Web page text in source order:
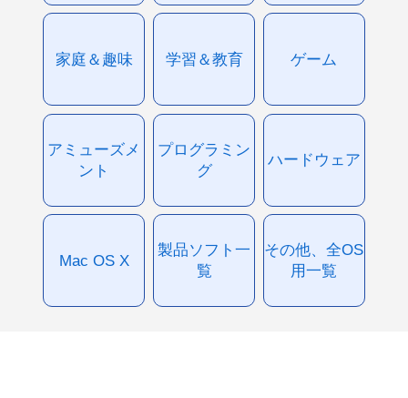
家庭＆趣味 学習＆教育 ゲーム
アミューズメ
ント
プログラミン
グ
ハードウェア
Mac OS X
製品ソフト一
覧
その他、全OS
用一覧